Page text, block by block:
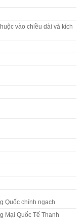
vào chiều dài và kích
Quốc chính ngạch
Mại Quốc Tế Thanh